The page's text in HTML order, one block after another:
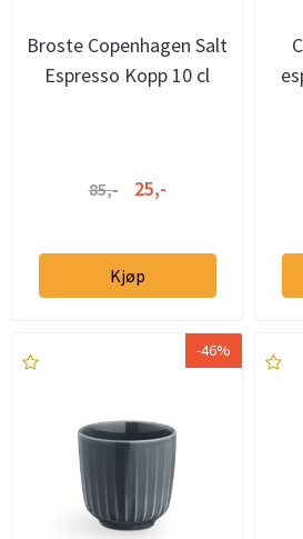
Broste Copenhagen Salt
Espresso Kopp 10 cl
85,- 25,-
Kjøp
-46%